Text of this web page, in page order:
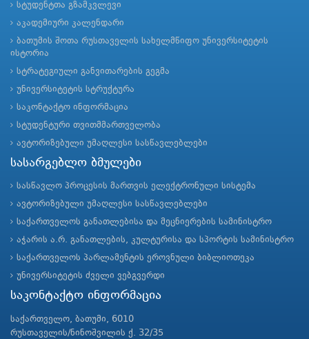
სტუდენტთა გზამკვლევი
აკადემიური კალენდარი
ბათუმის შოთა რუსთაველის სახელმწიფო უნივერსიტეტის
ისტორია
სტრატეგიული განვითარების გეგმა
უნივერსიტეტის სტრუქტურა
საკონტაქტო ინფორმაცია
სტუდენტური თვითმმართველობა
ავტორიზებული უმაღლესი სასწავლებლები
სასარგებლო ბმულები
სასწავლო პროცესის მართვის ელექტრონული სისტემა
ავტორიზებული უმაღლესი სასწავლებლები
საქართველოს განათლებისა და მეცნიერების სამინისტრო
აჭარის ა.რ. განათლების, კულტურისა და სპორტის სამინისტრო
საქართველოს პარლამენტის ეროვნული ბიბლიოთეკა
უნივერსიტეტის ძველი ვებგვერდი
საკონტაქტო ინფორმაცია
საქართველო, ბათუმი, 6010
რუსთაველის/ნინოშვილის ქ. 32/35